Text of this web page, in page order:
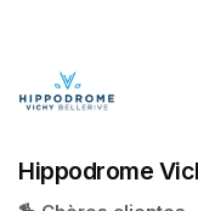
Hippodrome